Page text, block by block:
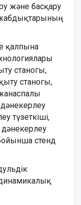
және басқару
қалпына
станогы,
станогы,
түзеткіші,
дәнекерлеу
стенд